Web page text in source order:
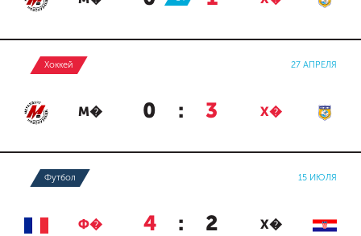
Хоккей 27 АПРЕЛЯ
М� 0 : 3 Х�
Футбол 15 ИЮЛЯ
Ф� 4 : 2 Х�